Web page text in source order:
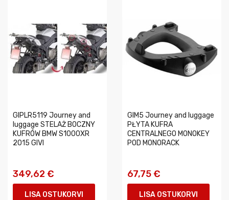
GIPLR5119 Journey and
luggage STELAŻ BOCZNY
KUFRÓW BMW S1000XR
2015 GIVI
349,62 €
LISA OSTUKORVI
GIM5 Journey and luggage
PŁYTA KUFRA
CENTRALNEGO MONOKEY
POD MONORACK
67,75 €
LISA OSTUKORVI